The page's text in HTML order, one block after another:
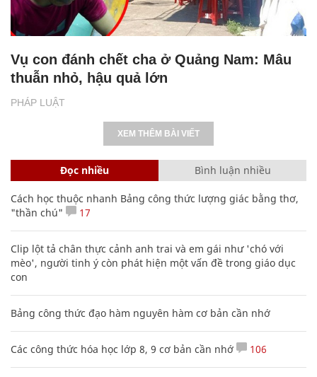
PHÁP LUẬT
Vụ con đánh chết cha ở Quảng Nam: Mâu
thuẫn nhỏ, hậu quả lớn
XEM THÊM BÀI VIẾT
Đọc nhiều Bình luận nhiều
Cách học thuộc nhanh Bảng công thức lượng giác bằng thơ,
"thần chú"
17
Clip lột tả chân thực cảnh anh trai và em gái như 'chó với
mèo', người tinh ý còn phát hiện một vấn đề trong giáo dục
con
Bảng công thức đạo hàm nguyên hàm cơ bản cần nhớ
Các công thức hóa học lớp 8, 9 cơ bản cần nhớ 106